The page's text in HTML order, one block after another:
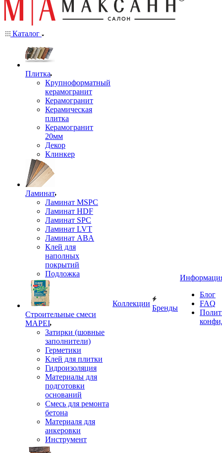
Каталог
Плитка
Крупноформатный
керамогранит
Керамогранит
Керамическая
плитка
Керамогранит
20мм
Декор
Клинкер
Ламинат
Ламинат MSPC
Ламинат HDF
Ламинат SPC
Ламинат LVT
Ламинат ABA
Клей для
наполных
покрытий
Подложка
Строительные смеси
MAPEI
Затирки (шовные
заполнители)
Герметики
Клей для плитки
Гидроизоляция
Материалы для
подготовки
оснований
Смесь для ремонта
бетона
Материаля для
анкеровки
Инструмент
Коллекции
Бренды
Блог
FAQ